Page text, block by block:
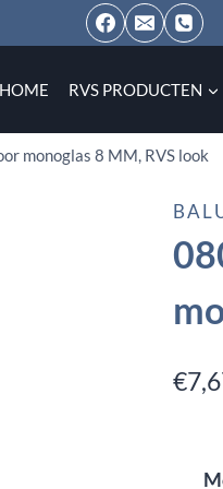
HOME RVS PRODUCTEN
monoglas 8 MM, RVS look
€